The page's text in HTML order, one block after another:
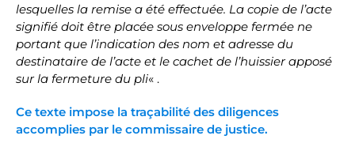
lesquelles la remise a été effectuée. La copie de l’acte
signifié doit être placée sous enveloppe fermée ne
portant que l’indication des nom et adresse du
destinataire de l’acte et le cachet de l’huissier apposé
sur la fermeture du pli« .
Ce texte impose la traçabilité des diligences
accomplies par le commissaire de justice.